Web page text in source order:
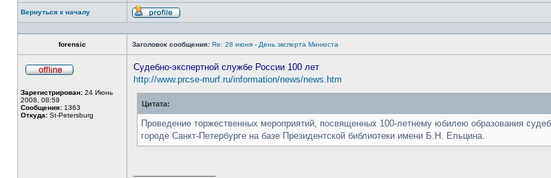
Вернуться к началу
Профиль
forensic
Заголовок сообщения: Re: 28 июня - День эксперта Минюста
сети
Зарегистрирован: 24 Июнь
2008, 08:59
Сообщения: 1363
Откуда: St-Petersburg
Судебно-экспертной службе России 100 лет
http://www.prcse-murf.ru/information/news/news.htm
Цитата:
Проведение торжественных мероприятий, посвященных 100-летнему юбилею образования
городе Санкт-Петербурге на базе Президентской библиотеки имени Б.Н. Ельцина.